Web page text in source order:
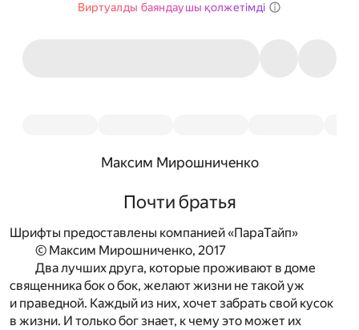
Виртуалды баяндаушы қолжетімді
Максим Мирошниченко
Почти братья
Шрифты предоставлены компанией «ПараТайп»
© Максим Мирошниченко, 2017
Два лучших друга, которые проживают в доме
священника бок о бок, желают жизни не такой уж
и праведной. Каждый из них, хочет забрать свой кусок
в жизни. И только бог знает, к чему это может их